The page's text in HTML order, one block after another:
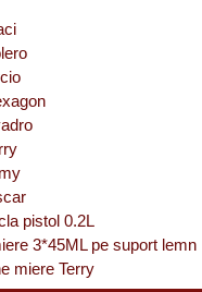
pistol 0.2L
3*45ML pe suport lemn
miere Terry